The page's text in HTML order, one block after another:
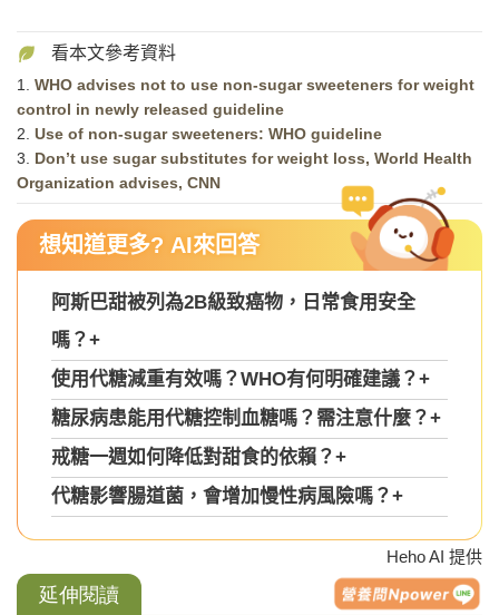
1. WHO advises not to use non-sugar sweeteners for weight
control in newly released guideline
2. Use of non-sugar sweeteners: WHO guideline
3. Don’t use sugar substitutes for weight loss, World Health
Organization advises, CNN
想知道更多? AI來回答
阿斯巴甜被列為2B級致癌物，日常食用安全
嗎？+
使用代糖減重有效嗎？WHO有何明確建議？+
糖尿病患能用代糖控制血糖嗎？需注意什麼？+
戒糖一週如何降低對甜食的依賴？+
代糖影響腸道菌，會增加慢性病風險嗎？+
Heho AI 提供